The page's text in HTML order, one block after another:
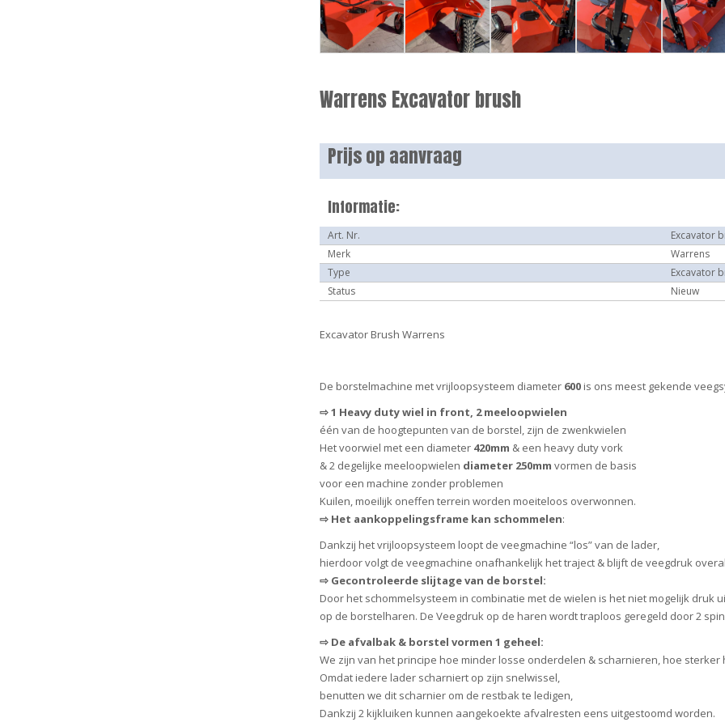
Warrens Excavator brush
Prijs op aanvraag
Informatie:
Art. Nr.
Excavator
Merk
Warrens
Type
Excavator
Status
Nieuw
Excavator Brush Warrens
De borstelmachine met vrijloopsysteem diameter600 is ons meest gekende
⇨1 Heavy duty wiel in front, 2 meeloopwielen
één van de hoogtepunten van de borstel, zijn de zwenkwielen
Het voorwiel met een diameter 420mm & een heavy duty vork
& 2 degelijke meeloopwielen diameter 250mm vormen de basis
voor een machine zonder problemen
Kuilen, moeilijk oneffen terrein worden moeiteloos overwonnen.
⇨Het aankoppelingsframe kan schommelen:
Dankzij het vrijloopsysteem loopt de veegmachine “los” van de lader,
hierdoor volgt de veegmachine onafhankelijk het traject & blijft de veegdruk
⇨Gecontroleerde slijtage van de borstel:
Door het schommelsysteem in combinatie met de wielen is het niet mogelijk druk
op de borstelharen. De Veegdruk op de haren wordt traploos geregeld door 2
⇨De afvalbak & borstel vormen 1 geheel:
We zijn van het principe hoe minder losse onderdelen & scharnieren, hoe sterker
Omdat iedere lader scharniert op zijn snelwissel,
benutten we dit scharnier om de restbak te ledigen,
Dankzij 2 kijkluiken kunnen aangekoekte afvalresten eens uitgestoomd worden.